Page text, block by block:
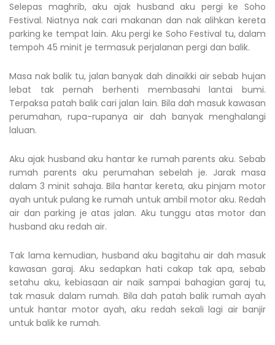
Selepas maghrib, aku ajak husband aku pergi ke Soho
Festival. Niatnya nak cari makanan dan nak alihkan kereta
parking ke tempat lain. Aku pergi ke Soho Festival tu, dalam
tempoh 45 minit je termasuk perjalanan pergi dan balik.
Masa nak balik tu, jalan banyak dah dinaikki air sebab hujan
lebat tak pernah berhenti membasahi lantai bumi.
Terpaksa patah balik cari jalan lain. Bila dah masuk kawasan
perumahan, rupa-rupanya air dah banyak menghalangi
laluan.
Aku ajak husband aku hantar ke rumah parents aku. Sebab
rumah parents aku perumahan sebelah je. Jarak masa
dalam 3 minit sahaja. Bila hantar kereta, aku pinjam motor
ayah untuk pulang ke rumah untuk ambil motor aku. Redah
air dan parking je atas jalan. Aku tunggu atas motor dan
husband aku redah air.
Tak lama kemudian, husband aku bagitahu air dah masuk
kawasan garaj. Aku sedapkan hati cakap tak apa, sebab
setahu aku, kebiasaan air naik sampai bahagian garaj tu,
tak masuk dalam rumah. Bila dah patah balik rumah ayah
untuk hantar motor ayah, aku redah sekali lagi air banjir
untuk balik ke rumah.